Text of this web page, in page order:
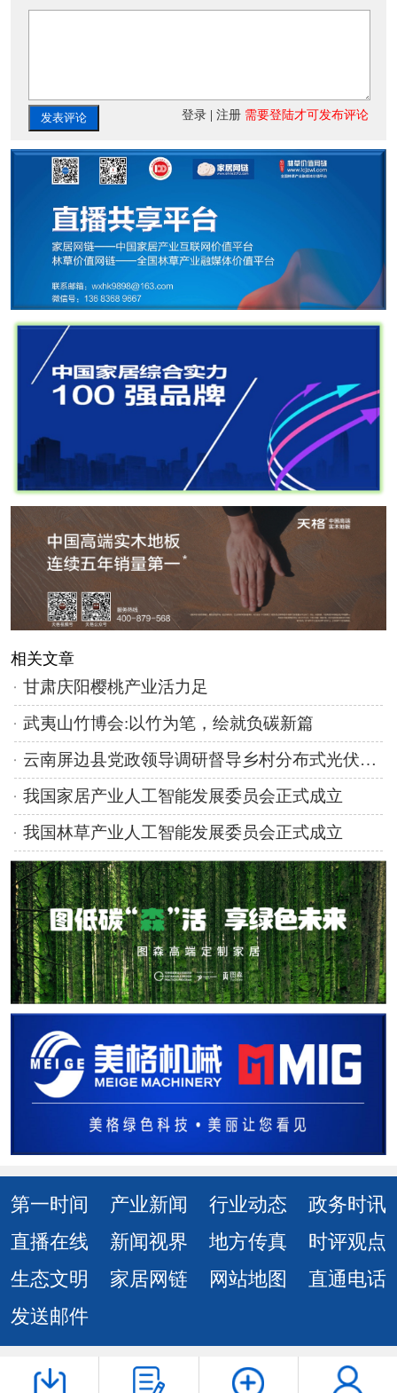
发表评论 登录 |注册 需要登陆才可发布评论
相关文章
甘肃庆阳樱桃产业活力足
武夷山竹博会:以竹为笔，绘就负碳新篇
云南屏边县党政领导调研督导乡村分布式光伏项目高质量落地
我国家居产业人工智能发展委员会正式成立
我国林草产业人工智能发展委员会正式成立
第一时间 产业新闻 行业动态
政务时讯
直播在线
新闻视界 地方传真
时评观点
生态文明
家居网链 网站地图
直通电话
发送邮件